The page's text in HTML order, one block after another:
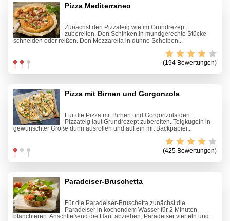
Pizza Mediterraneo
Zunächst den Pizzateig wie im Grundrezept
zubereiten. Den Schinken in mundgerechte Stücke
schneiden oder reißen. Den Mozzarella in dünne Scheiben...
(194 Bewertungen)
Pizza mit Birnen und Gorgonzola
Für die Pizza mit Birnen und Gorgonzola den
Pizzateig laut Grundrezept zubereiten. Teigkugeln in
gewünschter Größe dünn ausrollen und auf ein mit Backpapier...
(425 Bewertungen)
Paradeiser-Bruschetta
Für die Paradeiser-Bruschetta zunächst die
Paradeiser in kochendem Wasser für 2 Minuten
blanchieren. Anschließend die Haut abziehen, Paradeiser vierteln und...